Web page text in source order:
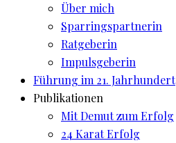
Über mich
Sparringspartnerin
Ratgeberin
Impulsgeberin
Führung im 21. Jahrhundert
Publikationen
Mit Demut zum Erfolg
24 Karat Erfolg